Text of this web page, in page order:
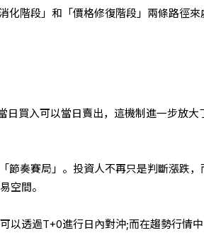
化階段」和「價格修復階段」兩條路徑來
日買入可以當日賣出，這機制進一步放大
節奏賽局」。投資人不再只是判斷漲跌，
空間。
以透過T+0進行日內對沖;而在趨勢行情